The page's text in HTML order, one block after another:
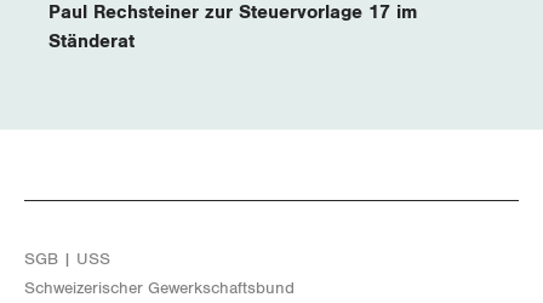
Paul Rechsteiner zur Steuervorlage 17 im
Ständerat
SGB | USS
Schwei­ze­ri­scher Ge­werk­schafts­bund